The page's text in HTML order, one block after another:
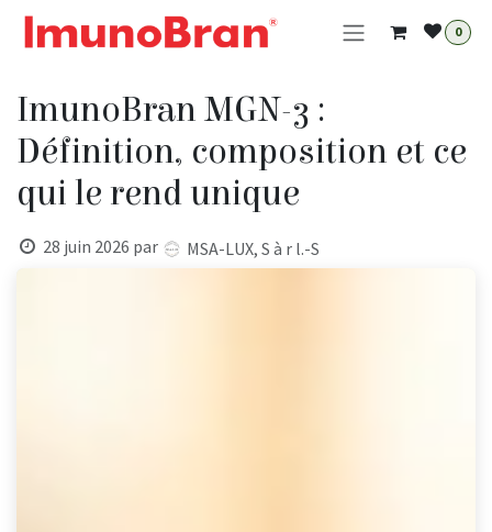
Se rendre au contenu
0
ImunoBran MGN-3 :
Définition, composition et ce
qui le rend unique
28 juin 2026 par MSA-LUX, S à r l.-S